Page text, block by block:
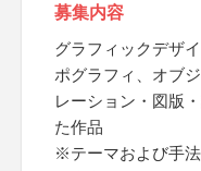
募集内容
グラフィックデザ
ポグラフィ、オブ
レーション・図版
た作品
※テーマおよび手